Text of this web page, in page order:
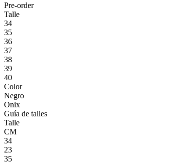
Pre-order
Talle
34
35
36
37
38
39
40
Color
Negro
Onix
Guía de talles
Talle
CM
34
23
35